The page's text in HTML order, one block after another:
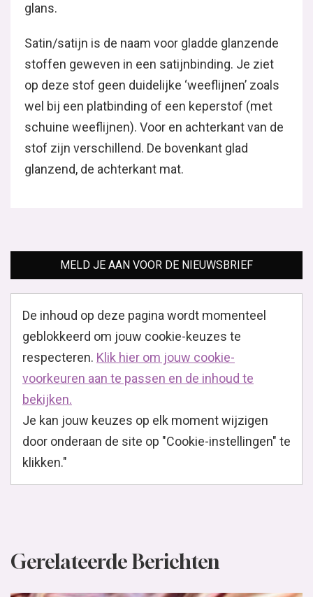
glans.
Satin/satijn is de naam voor gladde glanzende
stoffen geweven in een satijnbinding. Je ziet
op deze stof geen duidelijke ‘weeflijnen’ zoals
wel bij een platbinding of een keperstof (met
schuine weeflijnen). Voor en achterkant van de
stof zijn verschillend. De bovenkant glad
glanzend, de achterkant mat.
MELD JE AAN VOOR DE NIEUWSBRIEF
De inhoud op deze pagina wordt momenteel
geblokkeerd om jouw cookie-keuzes te
respecteren. Klik hier om jouw cookie-
voorkeuren aan te passen en de inhoud te
bekijken.
Je kan jouw keuzes op elk moment wijzigen
door onderaan de site op "Cookie-instellingen" te
klikken."
Gerelateerde Berichten